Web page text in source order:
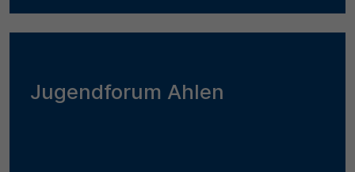
Jugendforum Ahlen